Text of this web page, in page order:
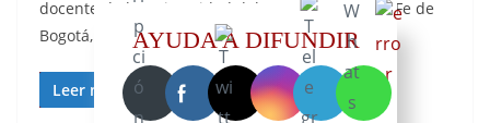
docente de la Universidad del Rosario, en Santa Fe de
Bogotá, lugar
Leer más
AYUDA A DIFUNDIR